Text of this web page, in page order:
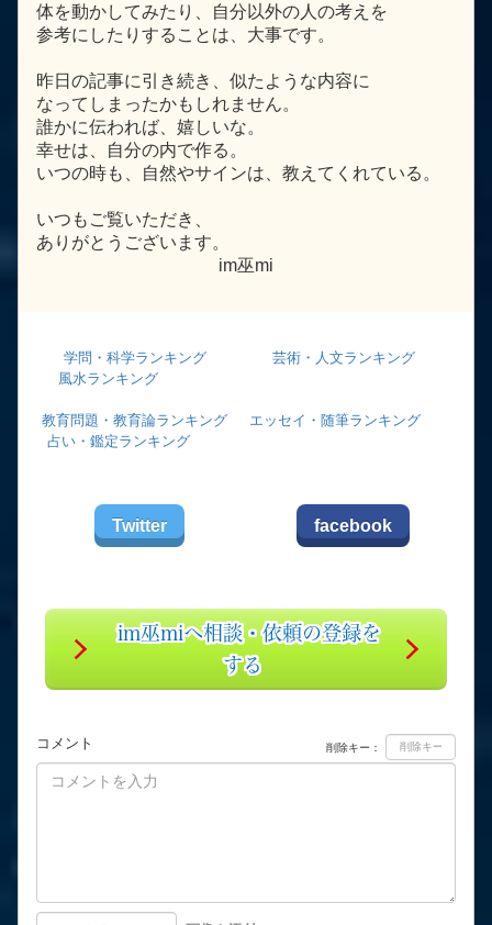
体を動かしてみたり、自分以外の人の考えを
参考にしたりすることは、大事です。
昨日の記事に引き続き、似たような内容に
なってしまったかもしれません。
誰かに伝われば、嬉しいな。
幸せは、自分の内で作る。
いつの時も、自然やサインは、教えてくれている。
いつもご覧いただき、
ありがとうございます。
im巫mi
学問・科学ランキング
芸術・人文ランキング
風水ランキング
教育問題・教育論ランキング
エッセイ・随筆ランキング
占い・鑑定ランキング
Twitter facebook
im巫miへ相談・依頼の登録を
する
コメント 削除キー：